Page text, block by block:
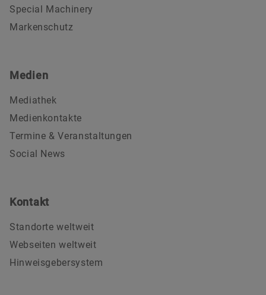
Special Machinery
Markenschutz
Medien
Mediathek
Medienkontakte
Termine & Veranstaltungen
Social News
Kontakt
Standorte weltweit
Webseiten weltweit
Hinweisgebersystem